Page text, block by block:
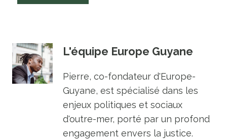
L'équipe Europe Guyane
Pierre, co-fondateur d'Europe-
Guyane, est spécialisé dans les
enjeux politiques et sociaux
d'outre-mer, porté par un profond
engagement envers la justice.